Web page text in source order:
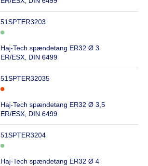
51SPTER3203
Haj-Tech spændetang ER32 Ø 3
ER/ESX, DIN 6499
51SPTER32035
Haj-Tech spændetang ER32 Ø 3,5
ER/ESX, DIN 6499
51SPTER3204
Haj-Tech spændetang ER32 Ø 4